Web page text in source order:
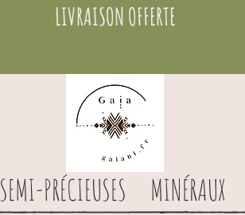
LIVRAISON OFFERTE
SEMI-PRÉCIEUSES MINÉRAUX